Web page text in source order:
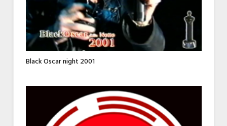
Black Oscar night 2001